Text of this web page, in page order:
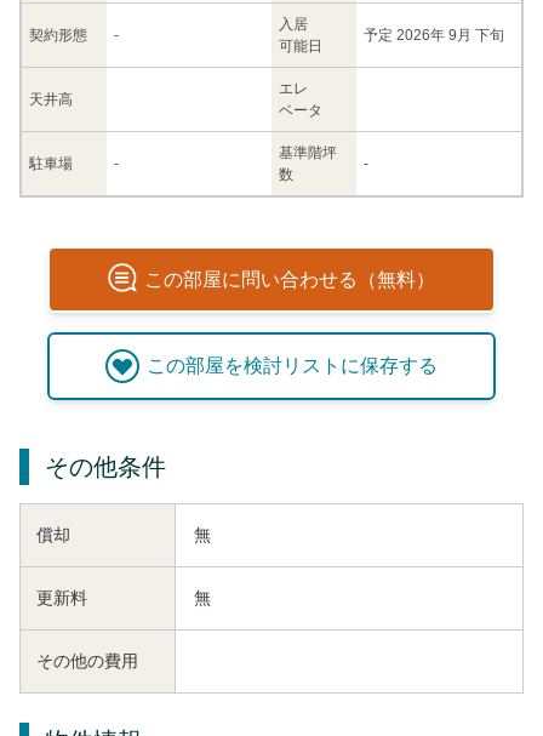
契約形態 -
入居
可能日
予定 2026年 9月 下旬
天井高
エレ
ベータ
駐車場 -
基準階坪
数
-
この部屋に問い合わせる（無料）
この部屋を検討リストに保存する
その他条件
償却 無
更新料 無
その他の費用